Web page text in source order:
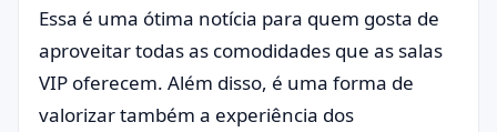
Essa é uma ótima notícia para quem gosta de
aproveitar todas as comodidades que as salas
VIP oferecem. Além disso, é uma forma de
valorizar também a experiência dos